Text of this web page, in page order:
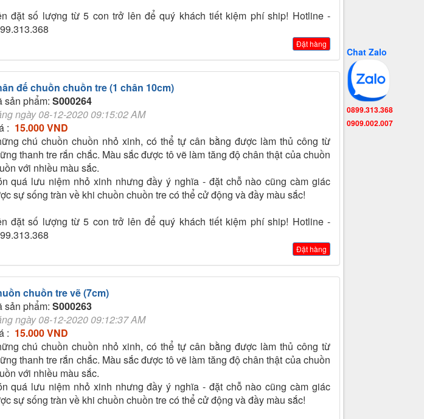
đặt số lượng từ 5 con trở lên để quý khách tiết kiệm phí ship! Hotline -
Đặt hàng
đế chuồn chuồn tre (1 chân 10cm)
sản phẩm: S000264
ngày 08-12-2020 09:15:02 AM
: 15.000 VND
chú chuồn chuồn nhỏ xinh, có thể tự cân bằng được làm thủ công từ
thanh tre rắn chắc. Màu sắc được tô vẽ làm tăng độ chân thật của chuồn
với nhiều màu sắc.
quá lưu niệm nhỏ xinh nhưng đầy ý nghĩa - đặt chỗ nào cũng càm giác
sự sống tràn về khi chuồn chuồn tre có thể cử động và đầy màu sắc!
đặt số lượng từ 5 con trở lên để quý khách tiết kiệm phí ship! Hotline -
Đặt hàng
chuồn tre vẽ (7cm)
sản phẩm: S000263
ngày 08-12-2020 09:12:37 AM
: 15.000 VND
chú chuồn chuồn nhỏ xinh, có thể tự cân bằng được làm thủ công từ
thanh tre rắn chắc. Màu sắc được tô vẽ làm tăng độ chân thật của chuồn
với nhiều màu sắc.
quá lưu niệm nhỏ xinh nhưng đầy ý nghĩa - đặt chỗ nào cũng càm giác
sự sống tràn về khi chuồn chuồn tre có thể cử động và đầy màu sắc!
Chat Zalo
0899.313.368
0909.002.007